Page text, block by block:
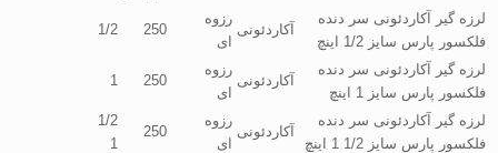
لرزه گیر آکاردئونی سر دنده
فلکسور پارس سایز 1/2 اینچ
آکاردئونی
رزوه
ای
250
1/2
لرزه گیر آکاردئونی سر دنده
فلکسور پارس سایز 1 اینچ
آکاردئونی
رزوه
ای
250
1
لرزه گیر آکاردئونی سر دنده
فلکسور پارس سایز 1/2 1 اینچ
آکاردئونی
رزوه
ای
250
1/2
1